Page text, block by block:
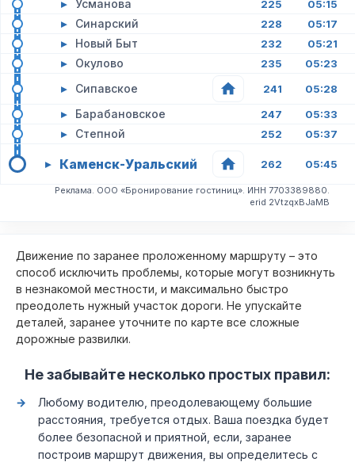
▸ Усманова 225 05:15
▸ Синарский 228 05:17
▸ Новый Быт 232 05:21
▸ Окулово 235 05:23
▸ Сипавское 241 05:28
▸ Барабановское 247 05:33
▸ Степной 252 05:37
▸ Каменск-Уральский 262 05:45
Реклама. ООО «Бронирование гостиниц». ИНН 7703389880.
erid 2VtzqxBJaMB
Движение по заранее проложенному маршруту – это
способ исключить проблемы, которые могут возникнуть
в незнакомой местности, и максимально быстро
преодолеть нужный участок дороги. Не упускайте
деталей, заранее уточните по карте все сложные
дорожные развилки.
Не забывайте несколько простых правил:
Любому водителю, преодолевающему большие
расстояния, требуется отдых. Ваша поездка будет
более безопасной и приятной, если, заранее
построив маршрут движения, вы определитесь с